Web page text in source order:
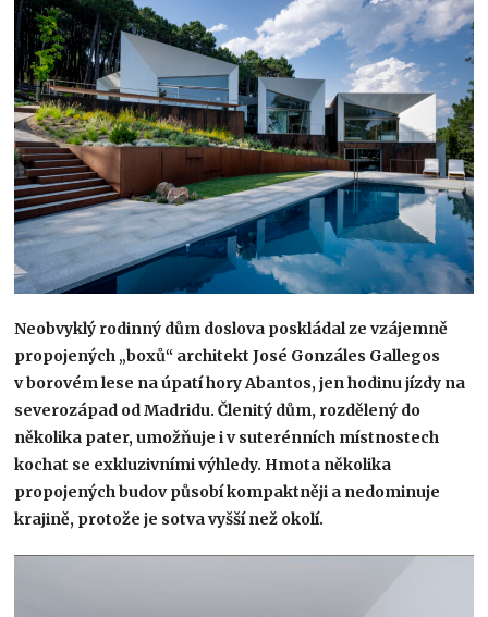
Neobvyklý rodinný dům doslova poskládal ze vzájemně
propojených „boxů“ architekt José Gonzáles Gallegos
v borovém lese na úpatí hory Abantos, jen hodinu jízdy na
severozápad od Madridu. Členitý dům, rozdělený do
několika pater, umožňuje i v suterénních místnostech
kochat se exkluzivními výhledy. Hmota několika
propojených budov působí kompaktněji a nedominuje
krajině, protože je sotva vyšší než okolí.